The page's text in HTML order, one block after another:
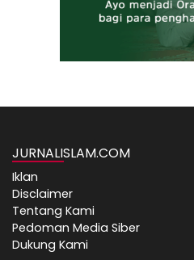
JURNALISLAM.COM
Iklan
Disclaimer
Tentang Kami
Pedoman Media Siber
Dukung Kami